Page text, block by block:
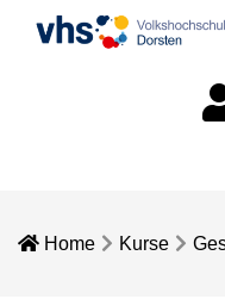
Home Kurse